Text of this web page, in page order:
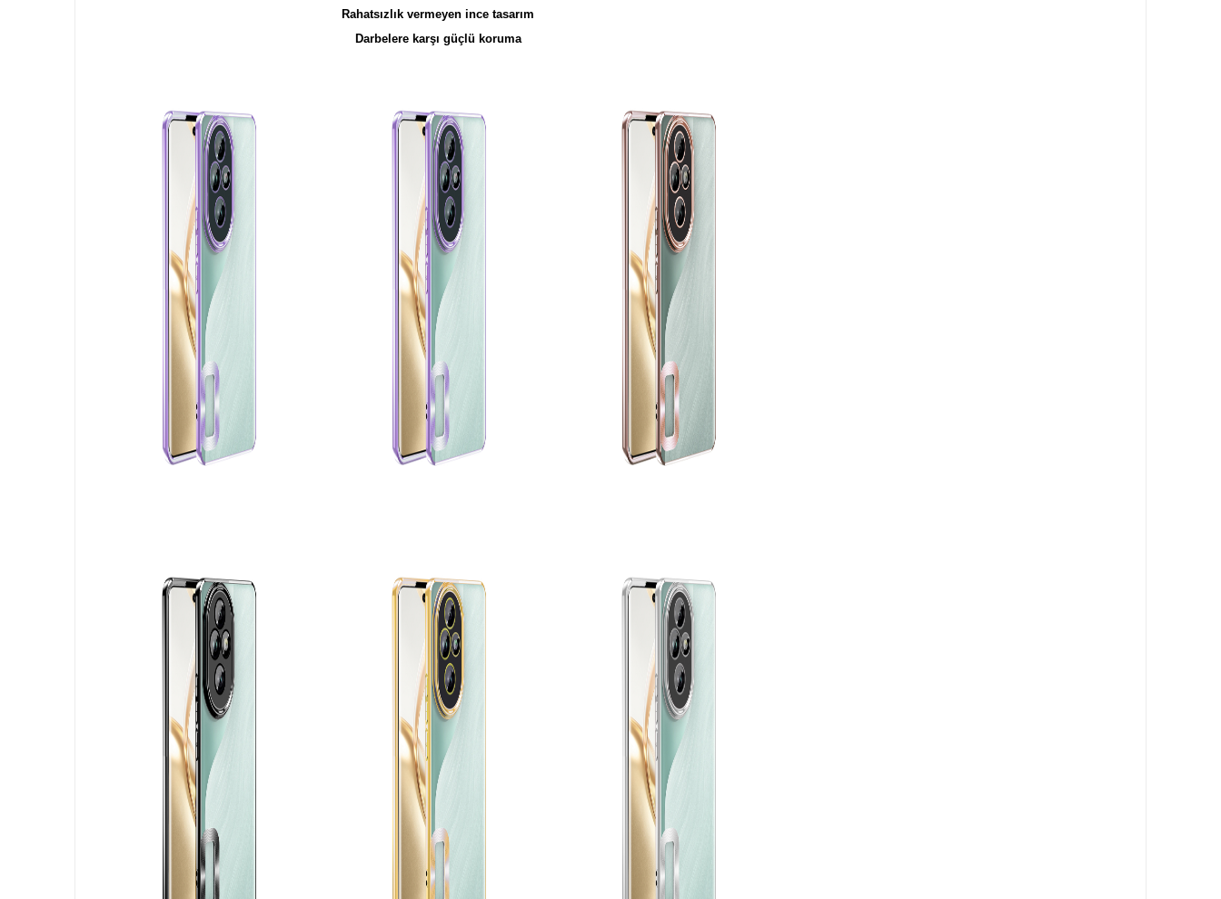
Rahatsızlık vermeyen ince tasarım
Darbelere karşı güçlü koruma